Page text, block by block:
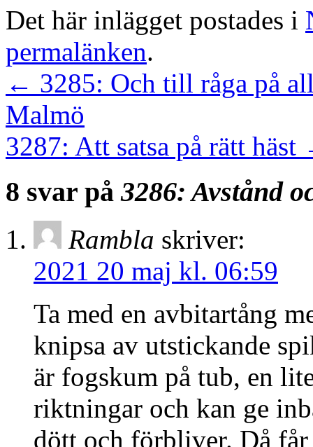
Det här inlägget postades i
permalänken.
← 3285: Och till råga på
Malmö
3287: Att satsa på rätt häst
8 svar på3286: Avstånd
Rambla skriver:
2021 20 maj kl. 06:59
Ta med en avbitartång
knipsa av utstickande
är fogskum på tub, en
riktningar och kan ge
dött och förbliver. Då